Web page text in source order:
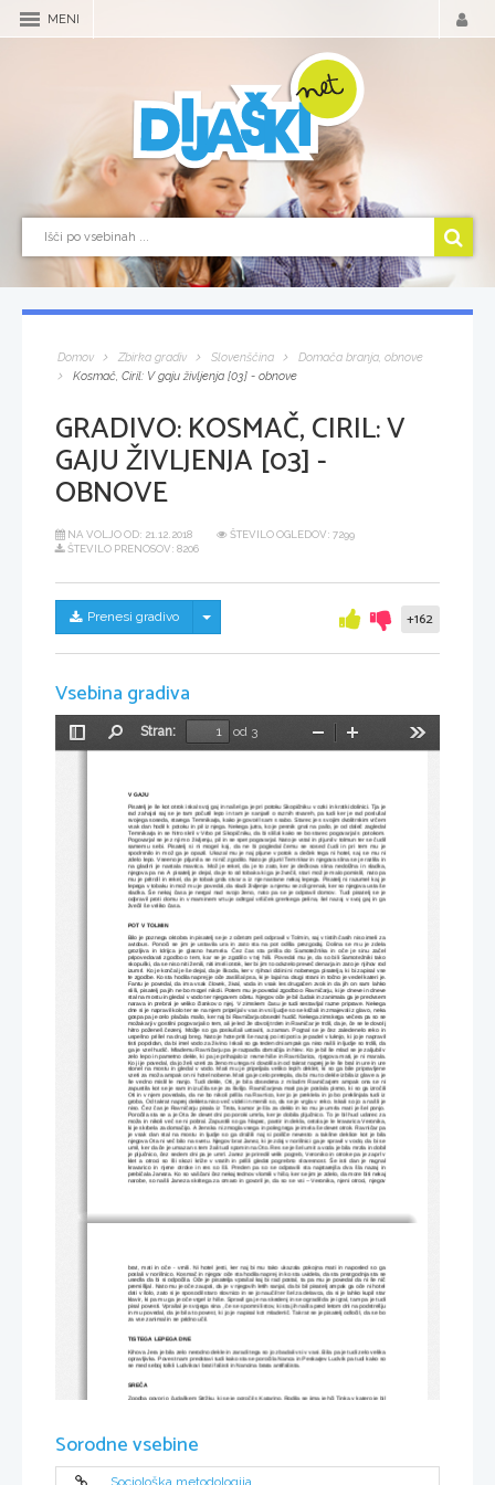
MENI
Domov Zbirka gradiv Slovenščina
Domača branja, obnove
Kosmač, Ciril: V gaju življenja [03] - obnove
GRADIVO:KOSMAČ, CIRIL: V
GAJU ŽIVLJENJA [03] -
OBNOVE
NA VOLJO OD: 21.12.2018
ŠTEVILO OGLEDOV: 7299
ŠTEVILO PRENOSOV: 8206
Prenesi gradivo Skrij/prikaži meni +162
Vsebina gradiva
Preklopi
Stran:
od 3
Pomanjšaj
V GAJU
Pisatelj je še kot otrok iskal svoj gaj in našel ga je pri potoku Skopičniku v ozki in kratki dolinici. Tja je
rad zahajal saj se je tam počutil lepo in tam je sanjaril o raznih stvareh, pa tudi ker je rad poslušal
svojega soseda, starega Temnikarja, kako je govoril sam s sabo. Starec je s svojim dvolitrskim vrčem
vsak dan hodil k potoku in pil iz njega. Nekega jutra, ko je pesnik gnal na pašo, je od daleč zagledal
Temnikarja in se hitro skril v Vrbo pri Skopičniku, da bi slišal kako se bo starec pogovarjal s potokom.
Pogovarjal se je z njim o življenju, pil in se spet pogovarjal. Nato je vstal in pljunil v tolmun ter se čudil
samemu sebi. Pisatelj si ni mogel kaj, da ne bi pogledal čemu se sosed čudi in pri tem mu je
spodrsnilo in mož ga je opazil. Ukazal mu je naj pljune v potok a deček tega ni hotel, saj se mu ni
zdelo lepo. Vseeno je pljunil a se ni nič zgodilo. Nato je pljunil Temnikar in njegova slina se je razlila in
na gladini je nastala mavrica. Mož je rekel, da je to zato, ker je dečkova slina nedolžna in sladka,
njegova pa ne. A pisatelj je dejal, da je to od tobaka ki ga je žvečil, stari mož je malo pomislil, nato pa
mu je pritrdil in rekel, da je tobak grda stvar a iz nje nastane nekaj lepega. Pisatelj ni razumel kaj je
lepega v tobaku in mož mu je povedal, da sladi življenje a njemu se zdi grenak, ker so njegova usta še
sladka. Še nekaj časa je nergal nad svojo ženo, nato pa se je odpravil domov. Tudi pisatelj se je
odpravil proti domu in v maminem vrtu je odtrgal vršiček grenkega pelina, šel nazaj v svoj gaj in ga
žvečil še veliko časa.
POT V TOLMIN
Bilo je poznega oktobra in pisatelj se je z očetom peš odpravil v Tolmin, saj v tistih časih niso imeli za
avtobus. Ponoči se jim je ustavila ura in zato sta na pot odšla prezgodaj. Dolina se mu je zdela
grozljiva   in   Idrijca   je   glasno   hrumela.   Čez  čas  sta   prišla   do   Samotežnika   in   oče   je   sinu   začel
pripovedovati zgodbo o tem, kar se je zgodilo v tej hiši. Povedal mu je, da so bili Samotežniki tako
skopuški, da se niso niti ženili, niti imeli otrok, ker bi jim to odvzelo preveč denarja in zato je njihov rod
izumrl. Ko je končal je še dejal, da je škoda, ker v njihovi dolini ni nobenega pisatelja, ki bi zapisal vse
te zgodbe. Ko sta hodila naprej je oče zaslišal psa, ki je lajal na drugi strani in točno je vedel kateri je.
Fantu je povedal, da ima vsak človek, žival, voda in vsak les drugačen zvok in da jih on sam lahko
sliši, pisatelj pa jih ne bo mogel nikoli. Potem mu je povedal zgodbo o Ravničarju, ki je dneve in dneve
stal na mostu in gledal v vodo ter njegovem očetu. Njegov oče je bil čudak in zanimala ga je predvsem
narava in prebral je veliko člankov o njej. V zimskem času je tudi sestavljal razne priprave. Nekega
dne si je napravil kolo ter se na njem pripeljal v vas in vsi ljudje so se križali in zmajevali z glavo, neka
gospa pa je celo plačala mašo, ker naj bi Ravničarja obsedel hudič. Nekega zimskega večera pa so se
možakarji v gostilni pogovarjali o tem, ali je led že dovolj trden in Ravničar je trdil, da je, če se le dovolj
hitro poženeš čezenj. Možje so ga poskušali ustaviti, a zaman. Pognal se je čez zaledenelo reko in
uspešno prišel na drugi breg. Nato je hote priti še nazaj po isti poti a je padel v luknjo, ki jo je napravil
tisti popoldan, da bi imel vodo za živino. Iskali so ga teden dni ampak ga niso našli in ljudje so trdili, da
ga je vzel hudič. Mlademu Ravničarju pa je razpadla domačija in hlev. Ko je bil še mlad se je zaljubil v
zelo lepo in pametno dekle, ki pa je prihajalo iz revne hiše in Ravničarica, njegova mati, je ni marala.
Ko ji je povedal, da jo želi vzeti za ženo mu tega ni dovolila in od takrat naprej je le še bral in ure in ure
slonel na mostu in gledal v vodo. Mati mu je pripeljala veliko lepih deklet, ki so ga bile pripravljene
vzeti za moža ampak on ni hotel nobene. Mati ga je celo pretepla, da bi mu to dekle izbila iz glave a je
še vedno mislil le nanjo. Tudi dekle, Oti, je bila obsedena z mladim Ravničarjem ampak ona se ni
zapustila kot se je sam in izučila se je za šiviljo. Ravničarjeva mati pa je poslala pismo, ki so ga izročili
Oti in v njem povedala, da ne bo nikoli prišla na Ravnico, ker jo je preklela in jo bo preklinjala tudi iz
groba. Od takrat naprej dekleta niso več videli in menili so, da se je vrgla v reko. Iskali so jo a našli je
niso. Čez čas je Ravničarju pisala iz Trsta, kamor je šla za deklo in ko mu je umrla mati je šel ponjo.
Poročila sta se a je Ota že devet dni po poroki umrla, ker je dobila pljučnico. To je bil hud udarec za
moža in nikoli več se ni pobral. Zapustili so ga hlapec, pastir in dekla, ostala je le kravarica Veronika,
ki je skrbela za domačijo. A ženska ni zmogla vsega in poleg tega je imela še devet otrok. Ravničar pa
je vsak dan stal na mostu in ljudje so ga dražili naj si poišče nevesto a takšne deklice kot je bila
njegova Ota ni več bilo na svetu. Njegov brat Janez, ki je zdaj v norišnici ga je spravil v vodo, da bi se
umil, ker da če je umazan s tem žali tudi spomin na Oto. Res se je šel umit a voda je bila mrzla in dobil
je pljučnico, čez sedem dni pa je umrl. Janez je priredil velik pogreb, Veroniko in otroke pa je zaprl v
klet a otroci so šli skozi križe v vratih in prišli gledat pogrebno slovesnost. Še isti dan je nagnal
kravarico in njene otroke in res so šli. Preden pa so se odpravili sta najstarejša dva šla nazaj in
prebičala Janeza. Ko so vaščani čez nekaj tednov vlomili v hišo, ker se jim je zdelo, da more biti nekaj
narobe, so našli Janeza skritega za omaro in govoril je, da so se vsi – Veronika, njeni otroci, njegov
brat, mati in oče - vrnili. Ni hotel jesti, ker naj bi mu tako ukazala pokojna mati in naposled so ga
poslali v norišnico. Kosmač in njegov oče sta hodila naprej in ko sta uvidela, da sta prezgodnja sta se
usedla da bi si odpočila. Oče je pisatelja vprašal kaj bi rad postal, ta pa mu je povedal da ni še nič
premišljal. Nato mu je oče zaupal, da je v njegovih letih sanjal, da bi bil pisatelj ampak ga oče ni hotel
dati v šolo, zato si je sposodil staro slovnico in se jo naučil ter šel za delavca, da si je lahko kupil star
klavir, ki pa mu ga je oče vrgel iz hiše. Spravil ga je na skedenj in se ogradil da je igral, tam pa je tudi
pisal povesti. Vprašal je svojega sina , če se spomni listov, ki sta jih našla pred letom dni na podstrešju
in mu povedal, da je bila to povest, ki jo je napisal kot mladenič. Takrat se je pisatelj odločil, da se bo
za vse zanimal in se pridno učil.
TISTEGA LEPEGA DNE
Kihova Jera je bila zelo nerodno dekle in zaradi tega so jo zbadali vsi v vasi. Bila pa je tudi zelo velika
opravljivka. Povest nam predstavi tudi kako sta se poročila Nanca in Peskarjev Ludvik pa tudi kako so
se med seboj tolkli Ludvikovi brati fašisti in Nancina brata antifašista.
SREČA
Zgodba govori o čudaškem Stržku, ki se je poročil s Katarino. Rodila se jima je hči Tinka v katero je bil
več obvladati in jo je zapiral v kurnik. Nekoč je pisatelj dobil pošto, da so Tinko in Srečo našli mrtvi v
neki reki. Tinka je bila cela pogrizena. Malo od rib verjetno pa jo je ubila Sreča, saj je bila veliko
močnejša od svoje mame.
Nek moški je hodil od hiše do hiše. Vedno so mu dajali kruh, nekoč pa je neki ženski rekel, da kruh ni
Sorodne vsebine
Sociološka metodologija